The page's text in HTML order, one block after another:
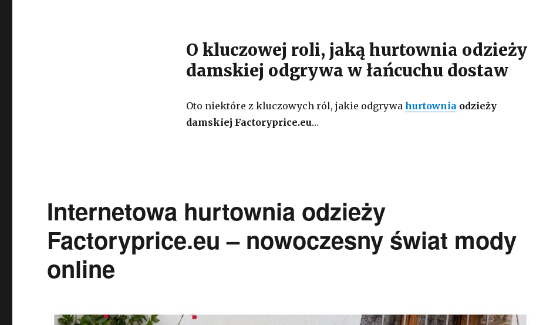
O kluczowej roli, jaką hurtownia odzieży
damskiej odgrywa w łańcuchu dostaw
Oto niektóre z kluczowych ról, jakie odgrywa hurtowniaodzieży
damskiej Factoryprice.eu…
Internetowa hurtownia odzieży
Factoryprice.eu – nowoczesny świat mody
online